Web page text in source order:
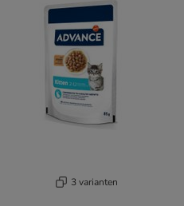
3 varianten